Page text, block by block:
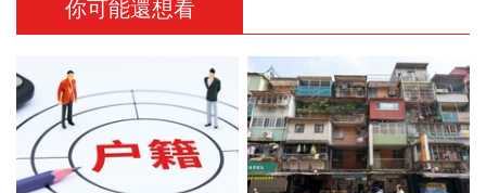
你可能還想看